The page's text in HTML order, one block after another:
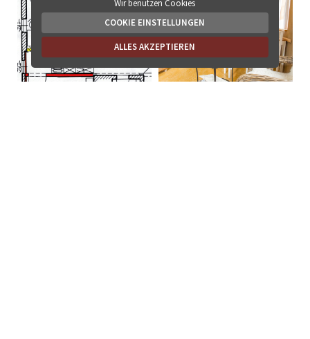
Wir benutzen Cookies
COOKIE EINSTELLUNGEN
ALLES AKZEPTIEREN